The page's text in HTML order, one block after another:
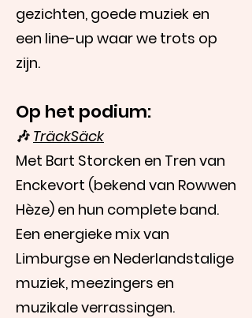
gezichten, goede muziek en
een line-up waar we trots op
zijn.
Op het podium:
🎶 TräckSäck
Met Bart Storcken en Tren van
Enckevort (bekend van Rowwen
Hèze) en hun complete band.
Een energieke mix van
Limburgse en Nederlandstalige
muziek, meezingers en
muzikale verrassingen.